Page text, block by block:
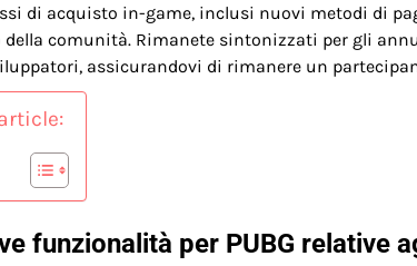
di acquisto in-game, inclusi nuovi metodi di
comunità. Rimanete sintonizzati per gli
assicurandovi di rimanere un
funzionalità per PUBG relative